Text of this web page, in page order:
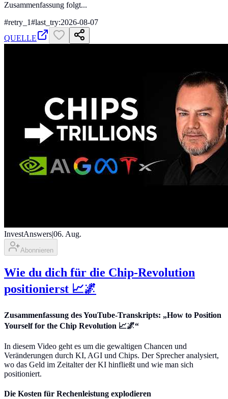
Zusammenfassung folgt...
#retry_1#last_try:2026-08-07
QUELLE
InvestAnswers|06. Aug.
Abonnieren
Wie du dich für die Chip-Revolution
positionierst 📈🌌
Zusammenfassung des YouTube-Transkripts: „How to Position
Yourself for the Chip Revolution 📈🌌“
In diesem Video geht es um die gewaltigen Chancen und
Veränderungen durch KI, AGI und Chips. Der Sprecher analysiert,
wo das Geld im Zeitalter der KI hinfließt und wie man sich
positioniert.
Die Kosten für Rechenleistung explodieren